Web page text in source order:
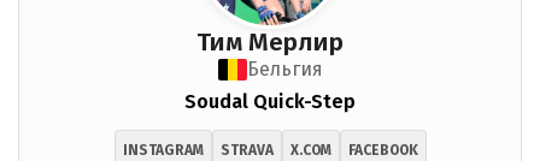
Тим Мерлир
Бельгия
Soudal Quick-Step
INSTAGRAM STRAVA X.COM FACEBOOK